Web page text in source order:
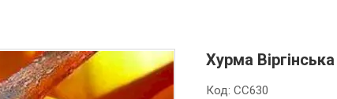
Хурма Віргінська
Код:СС630